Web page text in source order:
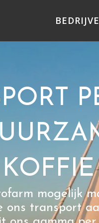
mogelijk
ons transport